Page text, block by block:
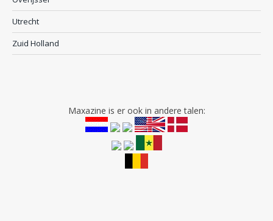
Utrecht
Zuid Holland
Maxazine is er ook in andere talen: